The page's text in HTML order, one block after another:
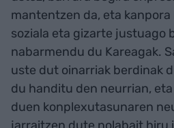
mantentzen da, eta
soziala eta gizarte justuago
nabarmendu du Kareagak.
uste dut oinarriak berdinak
du handitu den neurrian,
duen konplexutasunaren